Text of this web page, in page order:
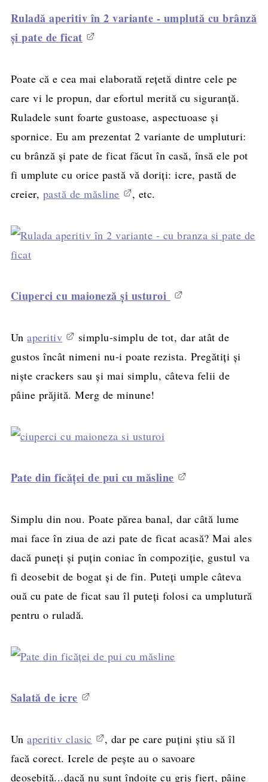
Ruladă aperitiv în 2 variante - umplută cu brânză
şi pate de ficat
Poate că e cea mai elaborată reţetă dintre cele pe
care vi le propun, dar efortul merită cu siguranţă.
Ruladele sunt foarte gustoase, aspectuoase şi
spornice. Eu am prezentat 2 variante de umpluturi:
cu brânză şi pate de ficat făcut în casă, însă ele pot
fi umplute cu orice pastă vă doriţi: icre, pastă de
creier, pastă de măsline , etc.
Ciuperci cu maioneză şi usturoi
Unaperitiv
simplu-simplu de tot, dar atât de
gustos încât nimeni nu-i poate rezista. Pregătiţi şi
nişte crackers sau şi mai simplu, câteva felii de
pâine prăjită. Merg de minune!
Pate din ficăţei de pui cu măsline
Simplu din nou. Poate părea banal, dar câtă lume
mai face în ziua de azi pate de ficat acasă? Mai ales
dacă puneţi şi puţin coniac în compoziţie, gustul va
fi deosebit de bogat şi de fin. Puteţi umple câteva
ouă cu pate de ficat sau îl puteţi folosi ca umplutură
pentru o ruladă.
Salată de icre
Unaperitiv clasic
, dar pe care puţini ştiu să îl
facă corect. Icrele de peşte au o savoare
deosebită...dacă nu sunt îndoite cu griş fiert, pâine